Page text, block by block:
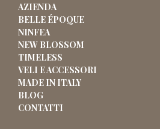
AZIENDA
BELLE ÉPOQUE
NINFEA
NEW BLOSSOM
TIMELESS
VELI E ACCESSORI
MADE IN ITALY
BLOG
CONTATTI